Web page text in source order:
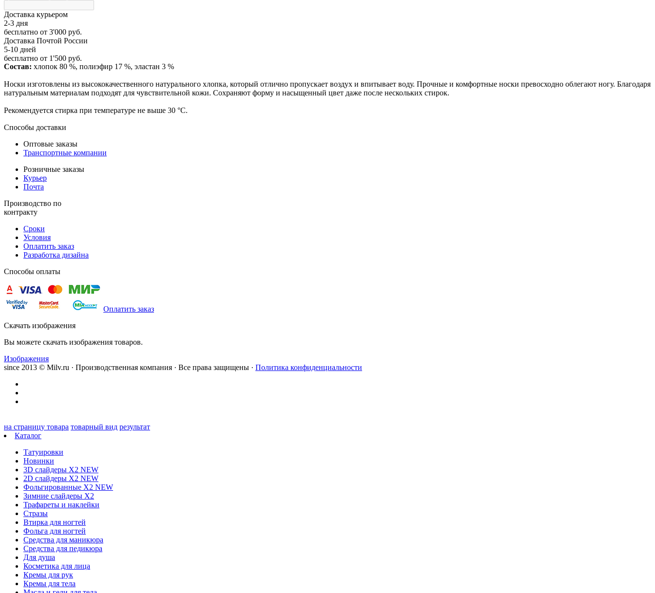
Доставка курьером
2-3 дня
бесплатно от 3'000 руб.
Доставка Почтой России
5-10 дней
бесплатно от 1'500 руб.
Состав: хлопок 80 %, полиэфир 17 %, эластан 3 %
Носки изготовлены из высококачественного натурального хлопка, который отлично пропускает воздух и впитывает воду. Прочные и комфортные носки превосходно облегают ногу. Благодаря
натуральным материалам подходят для чувствительной кожи. Сохраняют форму и насыщенный цвет даже после нескольких стирок.
Рекомендуется стирка при температуре не выше 30 °С.
Способы доставки
Оптовые заказы
Транспортные компании
Розничные заказы
Курьер
Почта
Производство по
контракту
Сроки
Условия
Оплатить заказ
Разработка дизайна
Способы оплаты
Оплатить заказ
Скачать изображения
Вы можете скачать изображения товаров.
Изображения
since 2013 © Milv.ru · Производственная компания · Все права защищены · Политика конфиденциальности
на страницу товара товарный вид результат
Каталог
Татуировки
Новинки
3D слайдеры X2 NEW
2D слайдеры X2 NEW
Фольгированные X2 NEW
Зимние слайдеры Х2
Трафареты и наклейки
Стразы
Втирка для ногтей
Фольга для ногтей
Средства для маникюра
Средства для педикюра
Для душа
Косметика для лица
Кремы для рук
Кремы для тела